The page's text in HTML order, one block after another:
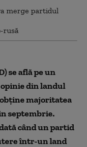
merge partidul
rusă
se află pe un
din landul
majoritatea
septembrie.
când un partid
într-un land